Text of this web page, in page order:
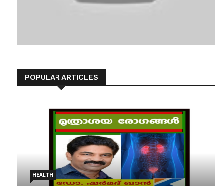
POPULAR ARTICLES
HEALTH